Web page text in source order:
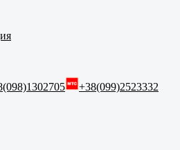
+38(099)2523332